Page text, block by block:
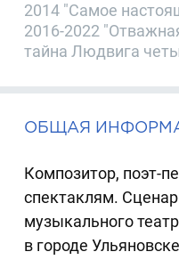
2014 "Самое
2016-2022
тайна Людвига
ОБЩАЯ
Композитор, поэт-
спектаклям.
музыкального
в городе